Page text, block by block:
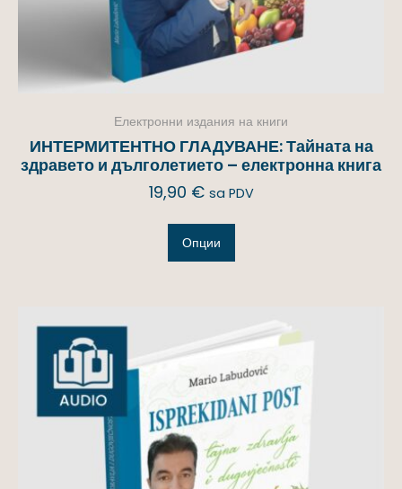
Електронни издания на книги
ИНТЕРМИТЕНТНО ГЛАДУВАНЕ: Тайната на
здравето и дълголетието – електронна книга
19,90 € sa PDV
Опции